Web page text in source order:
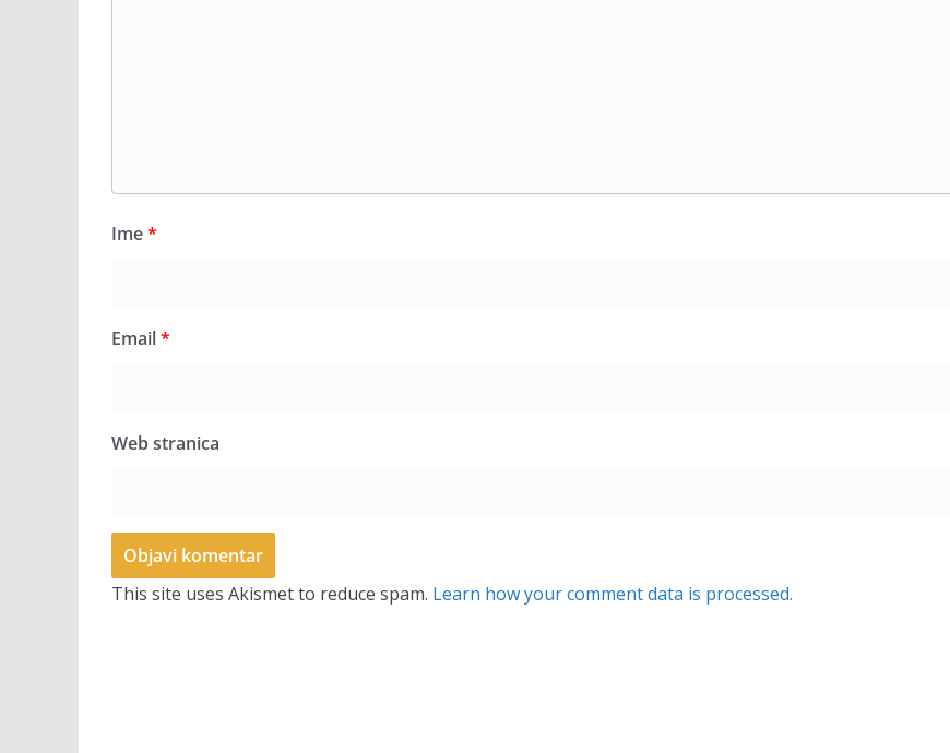
Ime*
Email*
Web stranica
This site uses Akismet to reduce spam. Learn how your comment data is processed.